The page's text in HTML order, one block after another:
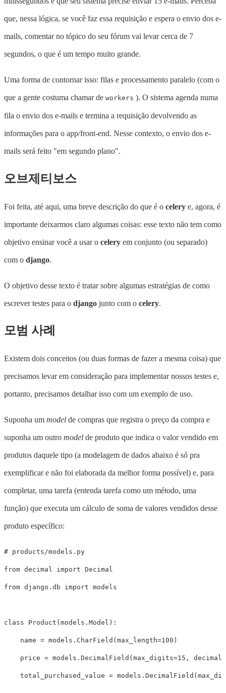
que, nessa lógica, se você faz essa requisição e espera o envio dos e-
mails, comentar no tópico do seu fórum vai levar cerca de 7
segundos, o que é um tempo muito grande.
Uma forma de contornar isso: filas e processamento paralelo (com o
que a gente costuma chamar de workers ). O sistema agenda numa
fila o envio dos e-mails e termina a requisição devolvendo as
informações para o app/front-end. Nesse contexto, o envio dos e-
mails será feito "em segundo plano".
오브제티보스
Foi feita, até aqui, uma breve descrição do que é o celery e, agora, é
importante deixarmos claro algumas coisas: esse texto não tem como
objetivo ensinar você a usar o celery em conjunto (ou separado)
com o django.
O objetivo desse texto é tratar sobre algumas estratégias de como
escrever testes para o django junto com o celery.
모범 사례
Existem dois conceitos (ou duas formas de fazer a mesma coisa) que
precisamos levar em consideração para implementar nossos testes e,
portanto, precisamos detalhar isso com um exemplo de uso.
Suponha um model de compras que registra o preço da compra e
suponha um outro model de produto que indica o valor vendido em
produtos daquele tipo (a modelagem de dados abaixo é só pra
exemplificar e não foi elaborada da melhor forma possível) e, para
completar, uma tarefa (entenda tarefa como um método, uma
função) que executa um cálculo de soma de valores vendidos desse
produto específico:
from decimal import Decimal
from django.db import models
class Product ( models . Model ):
name = models . CharField ( max_length=100 )
price = models . DecimalField ( max_digits=15 ,
total_purchased_value = models . DecimalField (